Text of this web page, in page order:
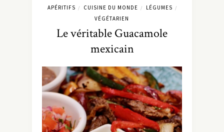
APÉRITIFS / CUISINE DU MONDE / LÉGUMES /
VÉGÉTARIEN
Le véritable Guacamole
mexicain